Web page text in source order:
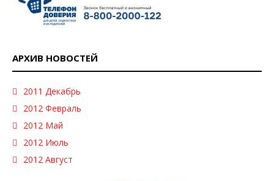
АРХИВ НОВОСТЕЙ
2011 Декабрь
2012 Февраль
2012 Май
2012 Июль
2012 Август